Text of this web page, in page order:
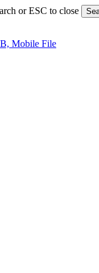
or ESC to close
Mobile File